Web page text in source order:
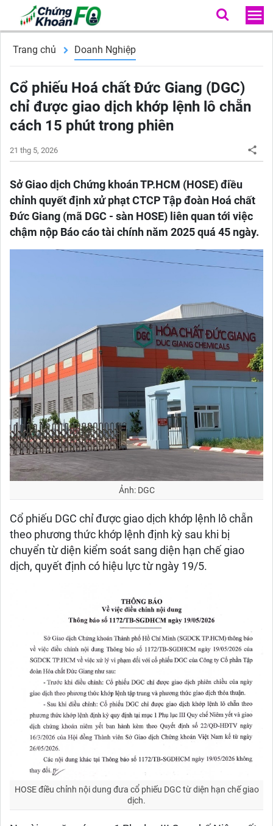
Trang chủ Doanh Nghiệp
Cổ phiếu Hoá chất Đức Giang (DGC)
chỉ được giao dịch khớp lệnh lô chẵn
cách 15 phút trong phiên
21 thg 5, 2026
Sở Giao dịch Chứng khoán TP.HCM (HOSE) điều
chỉnh quyết định xử phạt CTCP Tập đoàn Hoá chất
Đức Giang (mã DGC - sàn HOSE) liên quan tới việc
chậm nộp Báo cáo tài chính năm 2025 quá 45 ngày.
Ảnh: DGC
Cổ phiếu DGC chỉ được giao dịch khớp lệnh lô chẵn
theo phương thức khớp lệnh định kỳ sau khi bị
chuyển từ diện kiểm soát sang diện hạn chế giao
dịch, quyết định có hiệu lực từ ngày 19/5.
HOSE điều chỉnh nội dung đưa cổ phiếu DGC từ diện hạn chế giao
dịch.